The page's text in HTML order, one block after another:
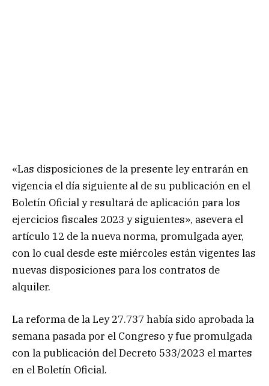
«Las disposiciones de la presente ley entrarán en
vigencia el día siguiente al de su publicación en el
Boletín Oficial y resultará de aplicación para los
ejercicios fiscales 2023 y siguientes», asevera el
artículo 12 de la nueva norma, promulgada ayer,
con lo cual desde este miércoles están vigentes las
nuevas disposiciones para los contratos de
alquiler.
La reforma de la Ley 27.737 había sido aprobada la
semana pasada por el Congreso y fue promulgada
con la publicación del Decreto 533/2023 el martes
en el Boletín Oficial.